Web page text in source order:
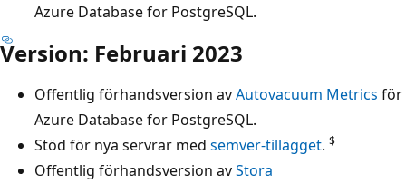
Azure Database for PostgreSQL.
Version: Februari 2023
Offentlig förhandsversion avAutovacuum Metrics för
Azure Database for PostgreSQL.
Stöd för nya servrar med semver-tillägget. $
Offentlig förhandsversion avStora